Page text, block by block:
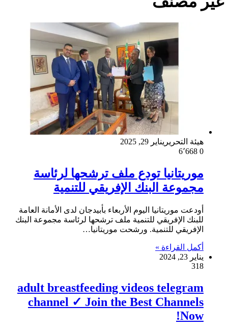
هيئة التحرير يناير 29, 2025
0
موريتانيا تودع ملف ترشحها لرئاسة
مجموعة البنك الإفريقي للتنمية
أودعت موريتانيا اليوم الأربعاء بأبيدجان لدى الأمانة العامة
للبنك الإفريقي للتنمية ملف ترشحها لرئاسة مجموعة البنك
الإفريقي للتنمية. ورشحت موريتانيا…
أكمل القراءة »
يناير 23, 2024
318
adult breastfeeding videos telegram
channel ✓ Join the Best Channels
Now!